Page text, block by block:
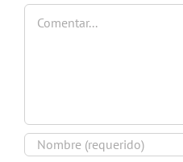
Comentar